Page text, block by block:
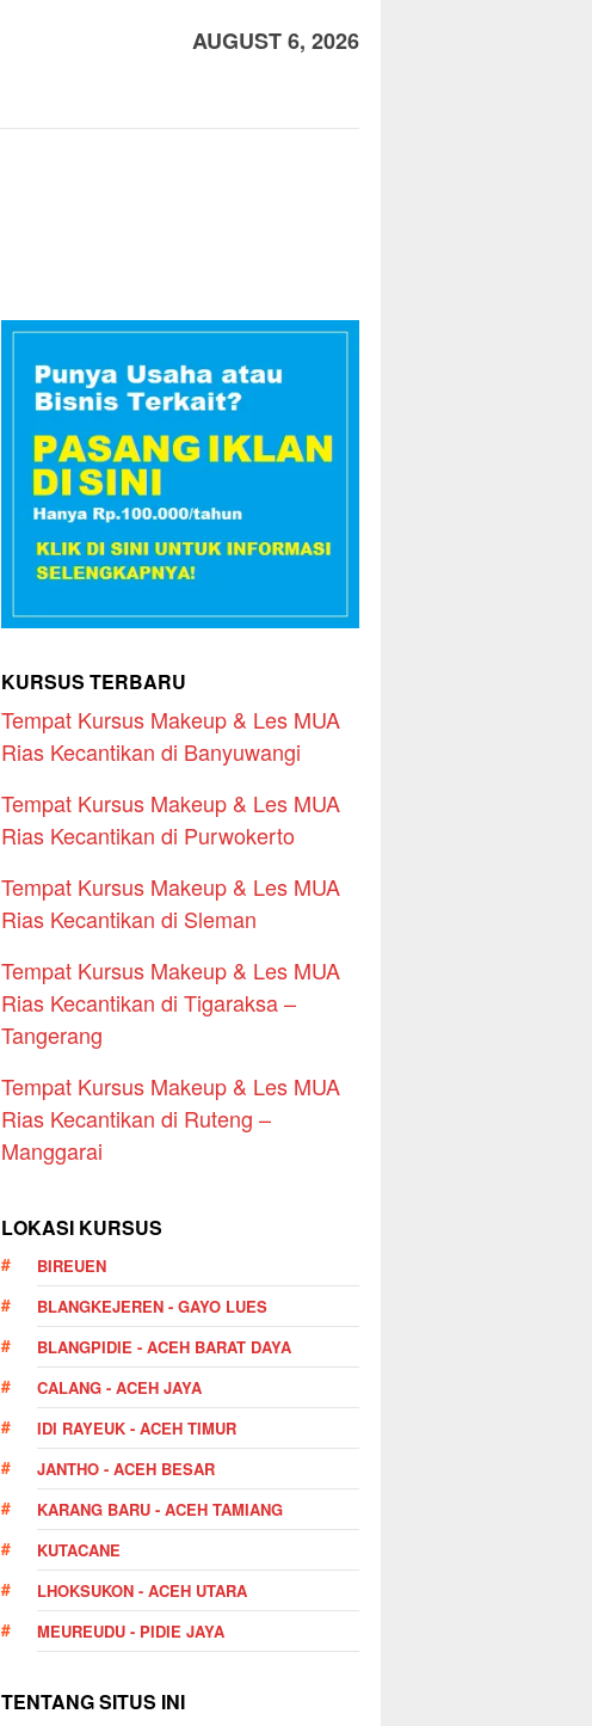
AUGUST 6, 2026
KURSUS TERBARU
Tempat Kursus Makeup & Les MUA
Rias Kecantikan di Banyuwangi
Tempat Kursus Makeup & Les MUA
Rias Kecantikan di Purwokerto
Tempat Kursus Makeup & Les MUA
Rias Kecantikan di Sleman
Tempat Kursus Makeup & Les MUA
Rias Kecantikan di Tigaraksa –
Tangerang
Tempat Kursus Makeup & Les MUA
Rias Kecantikan di Ruteng –
Manggarai
LOKASI KURSUS
BIREUEN
BLANGKEJEREN - GAYO LUES
BLANGPIDIE - ACEH BARAT DAYA
CALANG - ACEH JAYA
IDI RAYEUK - ACEH TIMUR
JANTHO - ACEH BESAR
KARANG BARU - ACEH TAMIANG
KUTACANE
LHOKSUKON - ACEH UTARA
MEUREUDU - PIDIE JAYA
TENTANG SITUS INI